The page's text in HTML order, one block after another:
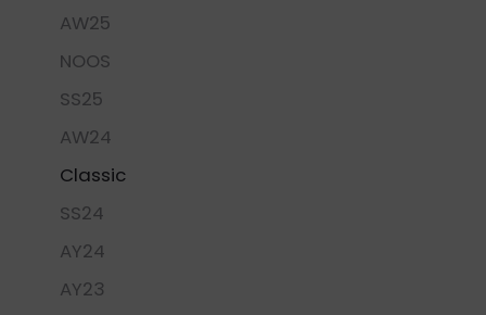
AW25
NOOS
SS25
AW24
Classic
SS24
AY24
AY23